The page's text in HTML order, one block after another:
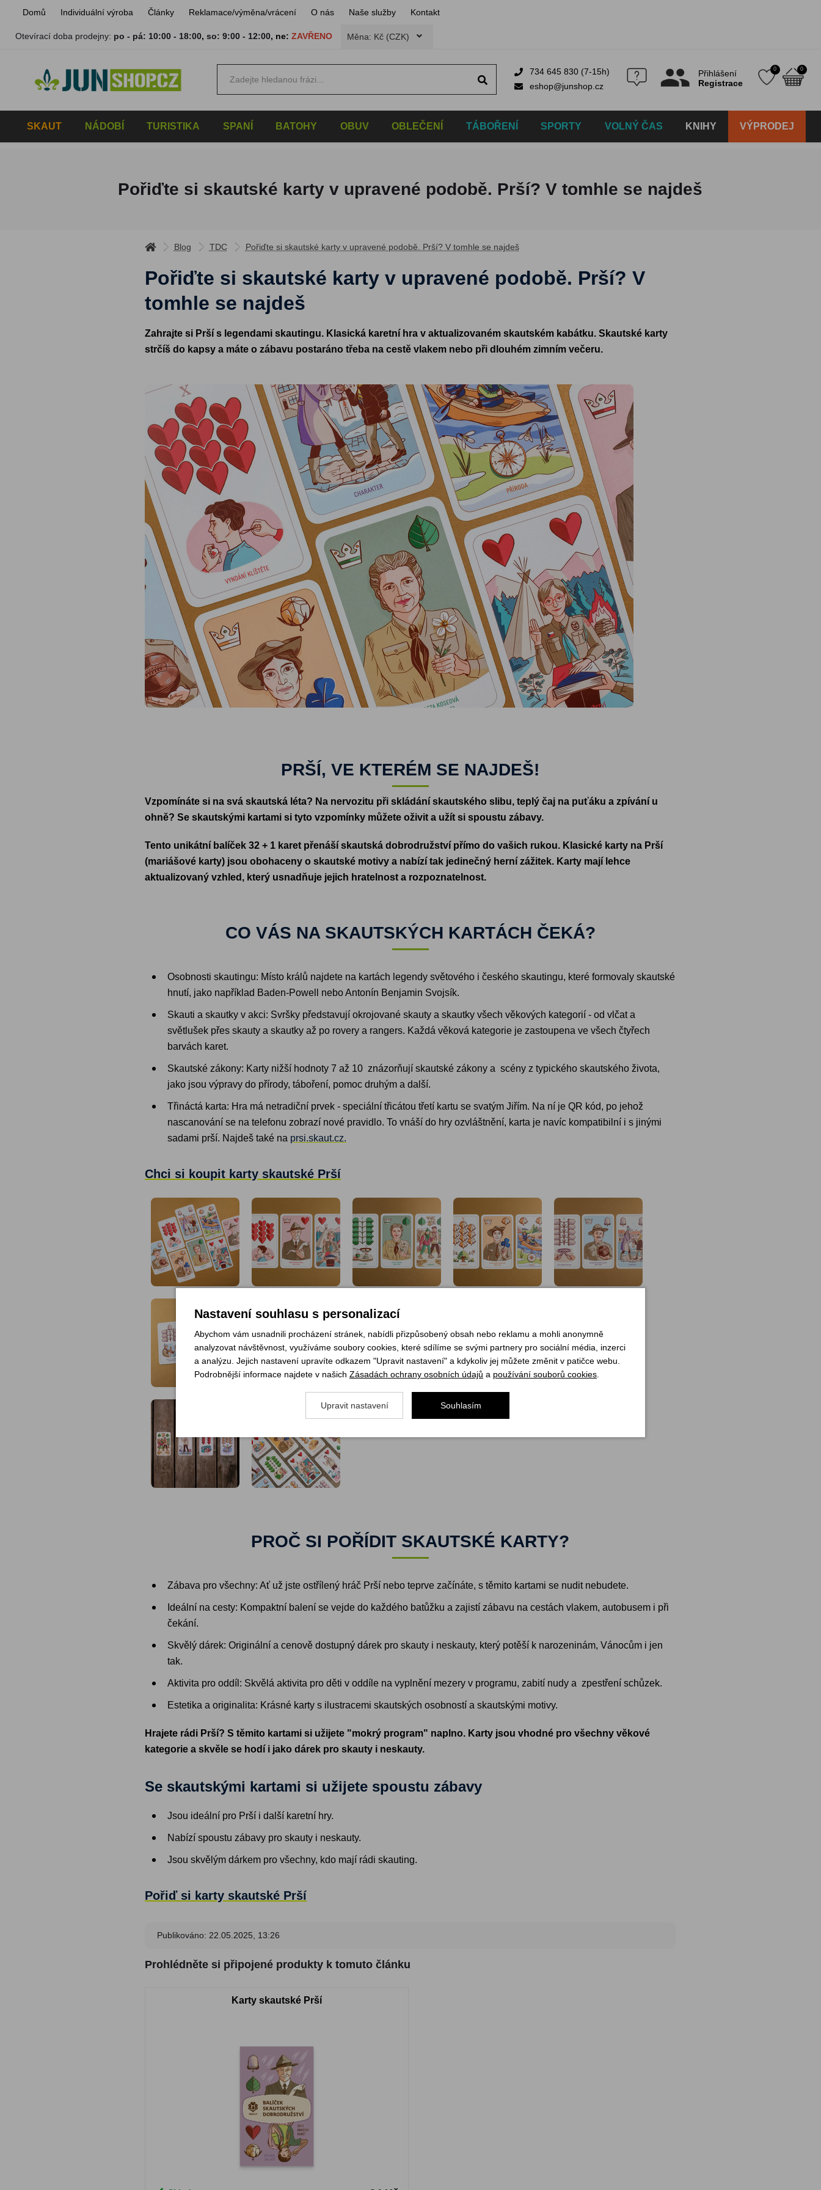
Domů Individuální výroba Články Reklamace/výměna/vrácení O nás Naše služby Kontakt
Otevírací doba prodejny: po - pá: 10:00 - 18:00,so: 9:00 - 12:00, ne: ZAVŘENO Měna: Kč (CZK)
734 645 830 (7-15h)
eshop@junshop.cz
Přihlášení
Registrace
0 0
SKAUT NÁDOBÍ TURISTIKA SPANÍ BATOHY OBUV OBLEČENÍ TÁBOŘENÍ SPORTY VOLNÝ ČAS KNIHY VÝPRODEJ
Pořiďte si skautské karty v upravené podobě. Prší? V tomhle se najdeš
Blog TDC Pořiďte si skautské karty v upravené podobě. Prší? V tomhle se najdeš
Pořiďte si skautské karty v upravené podobě. Prší? V
tomhle se najdeš
Zahrajte si Prší s legendami skautingu. Klasická karetní hra v aktualizovaném skautském kabátku. Skautské karty
strčíš do kapsy a máte o zábavu postaráno třeba na cestě vlakem nebo při dlouhém zimním večeru.
PRŠÍ, VE KTERÉM SE NAJDEŠ!
Vzpomínáte si na svá skautská léta? Na nervozitu při skládání skautského slibu, teplý čaj na puťáku a zpívání u
ohně? Se skautskými kartami si tyto vzpomínky můžete oživit a užít si spoustu zábavy.
Tento unikátní balíček 32 + 1 karet přenáší skautská dobrodružství přímo do vašich rukou. Klasické karty na Prší
(mariášové karty) jsou obohaceny o skautské motivy a nabízí tak jedinečný herní zážitek. Karty mají lehce
aktualizovaný vzhled, který usnadňuje jejich hratelnost a rozpoznatelnost.
CO VÁS NA SKAUTSKÝCH KARTÁCH ČEKÁ?
Osobnosti skautingu: Místo králů najdete na kartách legendy světového i českého skautingu, které formovaly skautské
hnutí, jako například Baden-Powell nebo Antonín Benjamin Svojsík.
Skauti a skautky v akci: Svršky představují okrojované skauty a skautky všech věkových kategorií - od vlčat a
světlušek přes skauty a skautky až po rovery a rangers. Každá věková kategorie je zastoupena ve všech čtyřech
barvách karet.
Skautské zákony: Karty nižší hodnoty 7 až 10 znázorňují skautské zákony a scény z typického skautského života,
jako jsou výpravy do přírody, táboření, pomoc druhým a další.
Třináctá karta: Hra má netradiční prvek - speciální třicátou třetí kartu se svatým Jiřím. Na ní je QR kód, po jehož
nascanování se na telefonu zobrazí nové pravidlo. To vnáší do hry ozvláštnění, karta je navíc kompatibilní i s jinými
sadami prší. Najdeš také na prsi.skaut.cz.
Chci si koupit karty skautské Prší
PROČ SI POŘÍDIT SKAUTSKÉ KARTY?
Zábava pro všechny: Ať už jste ostřílený hráč Prší nebo teprve začínáte, s těmito kartami se nudit nebudete.
Ideální na cesty: Kompaktní balení se vejde do každého batůžku a zajistí zábavu na cestách vlakem, autobusem i při
čekání.
Skvělý dárek: Originální a cenově dostupný dárek pro skauty i neskauty, který potěší k narozeninám, Vánocům i jen
tak.
Aktivita pro oddíl: Skvělá aktivita pro děti v oddíle na vyplnění mezery v programu, zabití nudy a zpestření schůzek.
Estetika a originalita: Krásné karty s ilustracemi skautských osobností a skautskými motivy.
Hrajete rádi Prší? S těmito kartami si užijete "mokrý program" naplno. Karty jsou vhodné pro všechny věkové
kategorie a skvěle se hodí i jako dárek pro skauty i neskauty.
Se skautskými kartami si užijete spoustu zábavy
Jsou ideální pro Prší i další karetní hry.
Nabízí spoustu zábavy pro skauty i neskauty.
Jsou skvělým dárkem pro všechny, kdo mají rádi skauting.
Pořiď si karty skautské Prší
Publikováno: 22.05.2025, 13:26
Prohlédněte si připojené produkty k tomuto článku
Karty skautské Prší
Nastavení souhlasu s personalizací
Abychom vám usnadnili procházení stránek, nabídli přizpůsobený obsah nebo reklamu a mohli anonymně
analyzovat návštěvnost, využíváme soubory cookies, které sdílíme se svými partnery pro sociální média, inzerci
a analýzu. Jejich nastavení upravíte odkazem "Upravit nastavení" a kdykoliv jej můžete změnit v patičce webu.
Podrobnější informace najdete v našich Zásadách ochrany osobních údajů a používání souborů cookies
Upravit nastavení Souhlasím